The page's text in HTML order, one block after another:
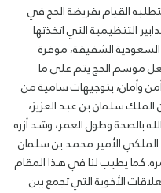
القيام بفريضة الحج في
التنظيمية التي اتخذتها
الشقيقة، موفرة
موسم الحج يتم على ما
وأمان، بتوجيهات سامية من
الملك سلمان بن عبد العزيز،
بالصحة وطول العمر، وشد أزره
الملكي الأمير محمد بن سلمان
كما يطيب لنا في هذا المقام
الأخوية التي تجمع بين